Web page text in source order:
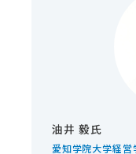
油井 毅氏
愛知学院大学経営